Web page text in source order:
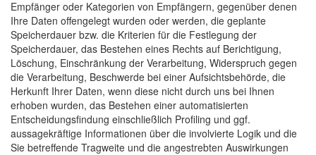
Empfänger oder Kategorien von Empfängern, gegenüber denen
Ihre Daten offengelegt wurden oder werden, die geplante
Speicherdauer bzw. die Kriterien für die Festlegung der
Speicherdauer, das Bestehen eines Rechts auf Berichtigung,
Löschung, Einschränkung der Verarbeitung, Widerspruch gegen
die Verarbeitung, Beschwerde bei einer Aufsichtsbehörde, die
Herkunft Ihrer Daten, wenn diese nicht durch uns bei Ihnen
erhoben wurden, das Bestehen einer automatisierten
Entscheidungsfindung einschließlich Profiling und ggf.
aussagekräftige Informationen über die involvierte Logik und die
Sie betreffende Tragweite und die angestrebten Auswirkungen